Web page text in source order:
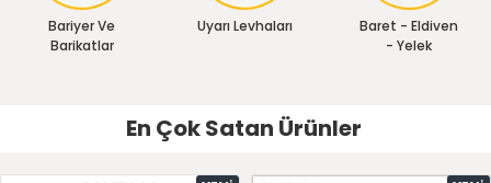
Bariyer Ve
Barikatlar
Uyarı Levhaları
Baret - Eldiven
- Yelek
En Çok Satan Ürünler